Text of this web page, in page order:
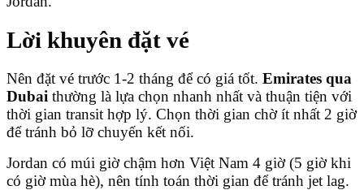
Lời khuyên đặt vé
Nên đặt vé trước 1-2 tháng để có giá tốt. Emirates qua
Dubai thường là lựa chọn nhanh nhất và thuận tiện với
thời gian transit hợp lý. Chọn thời gian chờ ít nhất 2 giờ
để tránh bỏ lỡ chuyến kết nối.
Jordan có múi giờ chậm hơn Việt Nam 4 giờ (5 giờ khi
có giờ mùa hè), nên tính toán thời gian để tránh jet lag.